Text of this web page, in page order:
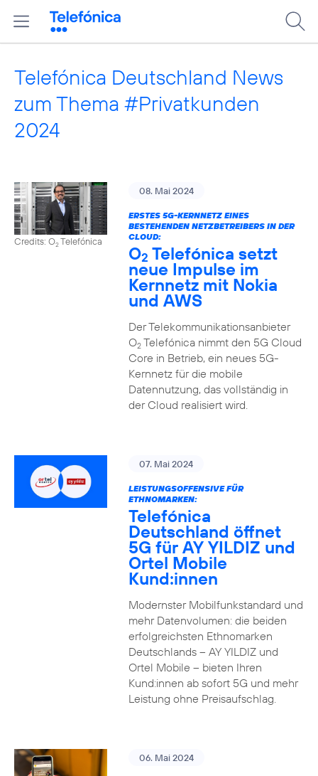
Telefónica Deutschland News
zum Thema #Privatkunden
2024
Credits: O2Telefónica
08. Mai 2024
ERSTES 5G-KERNNETZ EINES
BESTEHENDEN NETZBETREIBERS IN DER
CLOUD:
O2 Telefónica setzt
neue Impulse im
Kernnetz mit Nokia
und AWS
Der Telekommunikationsanbieter
O2Telefónica nimmt den 5G Cloud
Core in Betrieb, ein neues 5G-
Kernnetz für die mobile
Datennutzung, das vollständig in
der Cloud realisiert wird.
07. Mai 2024
LEISTUNGSOFFENSIVE FÜR
ETHNOMARKEN:
Telefónica
Deutschland öffnet
5G für AY YILDIZ und
Ortel Mobile
Kund:innen
Modernster Mobilfunkstandard und
mehr Datenvolumen: die beiden
erfolgreichsten Ethnomarken
Deutschlands – AY YILDIZ und
Ortel Mobile – bieten Ihren
Kund:innen ab sofort 5G und mehr
Leistung ohne Preisaufschlag.
06. Mai 2024